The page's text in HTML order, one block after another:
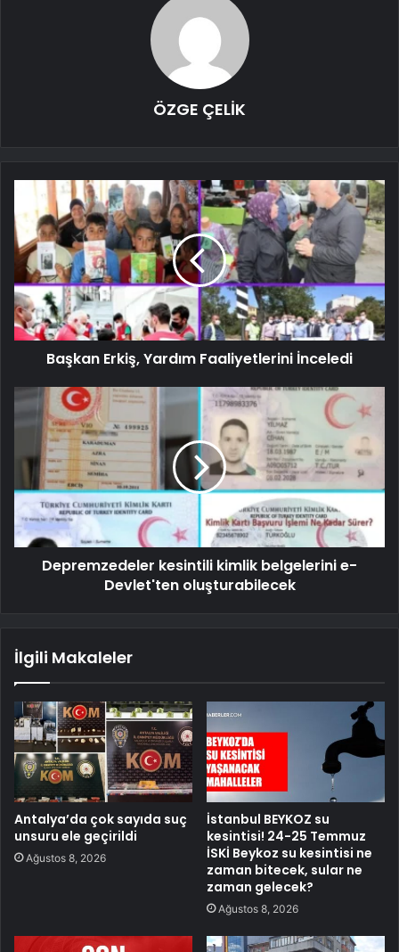
ÖZGE ÇELİK
Başkan Erkiş, Yardım Faaliyetlerini İnceledi
Depremzedeler kesintili kimlik belgelerini e-
Devlet'ten oluşturabilecek
İlgili Makaleler
Antalya’da çok sayıda suç
unsuru ele geçirildi
Ağustos 8, 2026
İstanbul BEYKOZ su
kesintisi! 24-25 Temmuz
İSKİ Beykoz su kesintisi ne
zaman bitecek, sular ne
zaman gelecek?
Ağustos 8, 2026